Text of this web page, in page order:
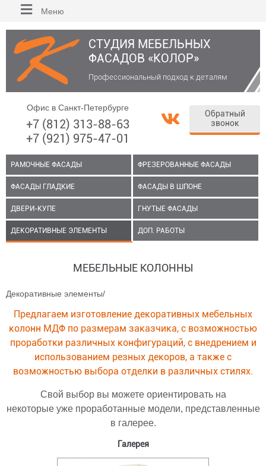
Меню
СТУДИЯ МЕБЕЛЬНЫХ
ФАСАДОВ «КОЛОР»
Профессиональный подход к деталям
Офис в Санкт-Петербурге
+7 (812) 313-88-63
+7 (921) 975-47-01
Обратный
звонок
РАМОЧНЫЕ ФАСАДЫ ФРЕЗЕРОВАННЫЕ ФАСАДЫ
ФАСАДЫ ГЛАДКИЕ ФАСАДЫ В ШПОНЕ
ДВЕРИ-КУПЕ ГНУТЫЕ ФАСАДЫ
ДЕКОРАТИВНЫЕ ЭЛЕМЕНТЫ ДОП. РАБОТЫ
МЕБЕЛЬНЫЕ КОЛОННЫ
Декоративные элементы/
Предлагаем изготовление декоративных мебельных
колонн МДФ по размерам заказчика, с возможностью
проработки различных конфигураций, с внедрением и
использованием резных декоров, а также с
возможностью выбора отделки в различных стилях.
Свой выбор вы можете ориентировать на
некоторые уже проработанные модели, представленные
в галерее.
Галерея